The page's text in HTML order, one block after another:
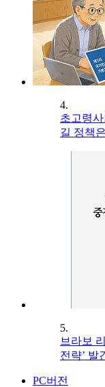
4.
초고령
길 정책은
5.
브라보
전략’ 발
PC버전